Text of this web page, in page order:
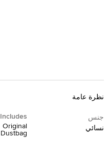
نظرة عامة
جنس
نسائي
Includes
Original
Dustbag